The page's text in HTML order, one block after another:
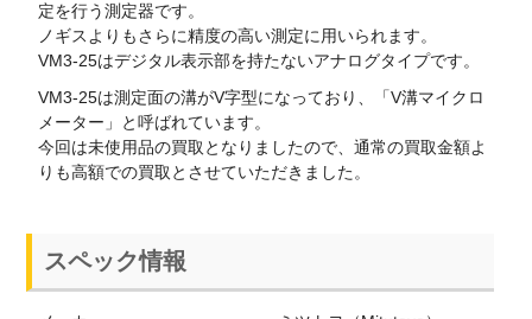
定を行う測定器です。
ノギスよりもさらに精度の高い測定に用いられます。
VM3-25はデジタル表示部を持たないアナログタイプです。
VM3-25は測定面の溝がV字型になっており、「V溝マイクロ
メーター」と呼ばれています。
今回は未使用品の買取となりましたので、通常の買取金額よ
りも高額での買取とさせていただきました。
スペック情報